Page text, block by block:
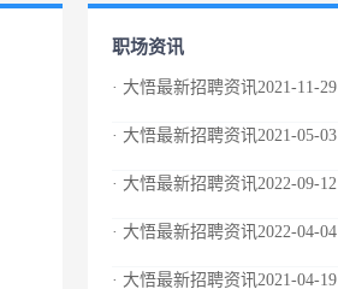
职场资讯
· 大悟最新招聘资讯2021-11-29
· 大悟最新招聘资讯2021-05-03
· 大悟最新招聘资讯2022-09-12
· 大悟最新招聘资讯2022-04-04
· 大悟最新招聘资讯2021-04-19